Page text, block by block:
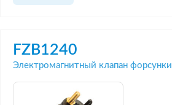
FZB1240
Электромагнитный клапан форсунки